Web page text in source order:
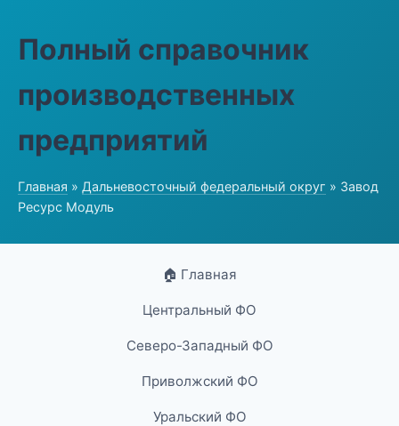
Полный справочник
производственных
предприятий
Главная » Дальневосточный федеральный округ » Завод
Ресурс Модуль
🏠 Главная
Центральный ФО
Северо-Западный ФО
Приволжский ФО
Уральский ФО